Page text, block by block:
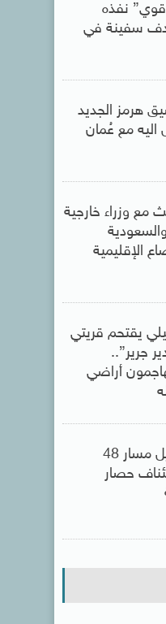
قوي” نفذه
سفينة في
هرمز الجديد
اليه مع عُمان
مع وزراء خارجية
الإقليمية
يقتحم قريتي
جرير”..
أراضي
(سنتكوم): تحويل مسار 48
حصار